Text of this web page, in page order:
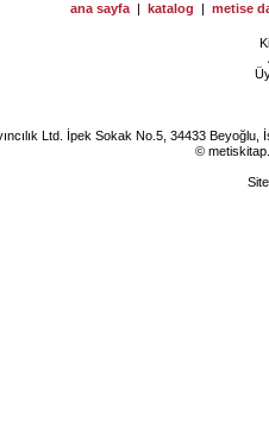
ana sayfa | katalog | metise
Ltd. İpek Sokak No.5, 34433
©